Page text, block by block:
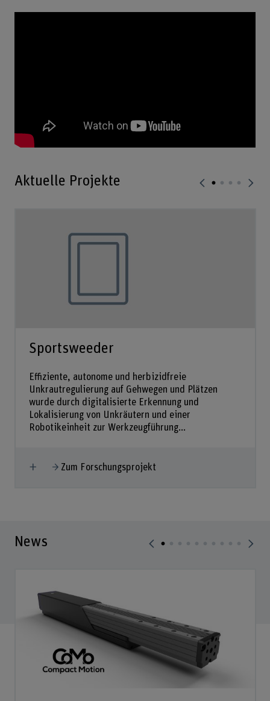
Aktuelle Projekte
Sportsweeder
Effiziente, autonome und herbizidfreie
Unkrautregulierung auf Gehwegen und Plätzen
wurde durch digitalisierte Erkennung und
Lokalisierung von Unkräutern und einer
Robotikeinheit zur Werkzeugführung...
Mehr anzeigen
Zum Forschungsprojekt
News